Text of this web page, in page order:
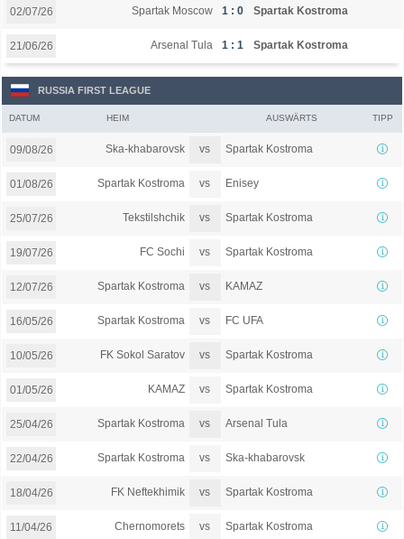
02/07/26 Spartak Moscow 1 : 0 Spartak Kostroma
21/06/26 Arsenal Tula 1 : 1 Spartak Kostroma
RUSSIA FIRST LEAGUE
DATUM HEIM AUSWÄRTS TIPP
09/08/26 Ska-khabarovsk vs Spartak Kostroma
01/08/26 Spartak Kostroma vs Enisey
25/07/26 Tekstilshchik vs Spartak Kostroma
19/07/26 FC Sochi vs Spartak Kostroma
12/07/26 Spartak Kostroma vs KAMAZ
16/05/26 Spartak Kostroma vs FC UFA
10/05/26 FK Sokol Saratov vs Spartak Kostroma
01/05/26 KAMAZ vs Spartak Kostroma
25/04/26 Spartak Kostroma vs Arsenal Tula
22/04/26 Spartak Kostroma vs Ska-khabarovsk
18/04/26 FK Neftekhimik vs Spartak Kostroma
11/04/26 Chernomorets vs Spartak Kostroma